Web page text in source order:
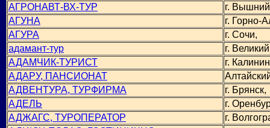
АГРОНАВТ-ВХ-ТУР
г.
АГУНА
г. Горно-
АГУРА
г. Сочи,
адамант-тур
г.
АДАМЧИК-ТУРИСТ
г.
АДАРУ, ПАНСИОНАТ
АДВЕНТУРА, ТУРФИРМА
г. Брянск,
АДЕЛЬ
г.
АДЖАГС, ТУРОПЕРАТОР
г.